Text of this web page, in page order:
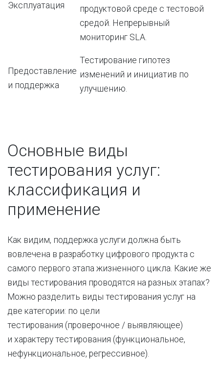
Эксплуатация
продуктовой среде с тестовой
средой. Непрерывный
мониторинг SLA.
Предоставление
и поддержка
Тестирование гипотез
изменений и инициатив по
улучшению.
Основные виды
тестирования услуг:
классификация и
применение
Как видим, поддержка услуги должна быть
вовлечена в разработку цифрового продукта с
самого первого этапа жизненного цикла. Какие же
виды тестирования проводятся на разных этапах?
Можно разделить виды тестирования услуг на
две категории: по цели
тестирования (проверочное / выявляющее)
и характеру тестирования (функциональное,
нефункциональное, регрессивное).